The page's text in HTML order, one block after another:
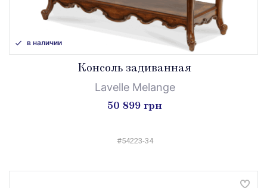
в наличии
Консоль задиванная
Lavelle Melange
50 899 грн
#54223-34